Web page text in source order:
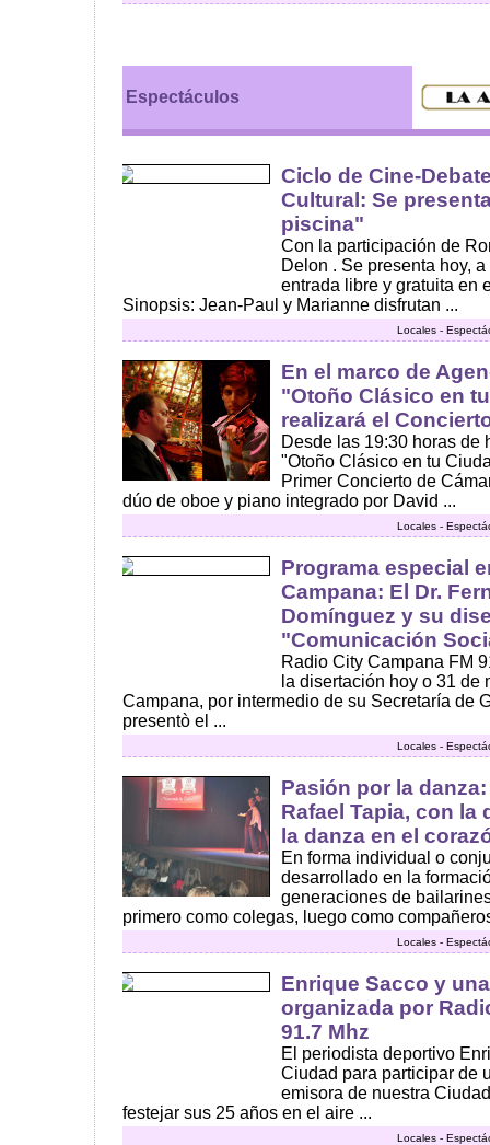
Espectáculos
Ciclo de Cine-
Cultural: Se
piscina"
Con la participación de
Delon . Se presenta hoy,
entrada libre y gratuita en
Sinopsis: Jean-Paul y Marianne disfrutan ...
Locales -
En el marco de
"Otoño Clásico en
realizará el
Desde las 19:30 horas de
"Otoño Clásico en tu
Primer Concierto de
dúo de oboe y piano integrado por David ...
Locales -
Programa especial
Campana: El Dr.
Domínguez y su
"Comunicación
Radio City Campana FM
la disertación hoy o 31 de
Campana, por intermedio de su Secretaría de
presentò el ...
Locales -
Pasión por la
Rafael Tapia, con la
la danza en el
En forma individual o
desarrollado en la
generaciones de
primero como colegas, luego como
Locales -
Enrique Sacco y
organizada por
91.7 Mhz
El periodista deportivo
Ciudad para participar de
emisora de nuestra
festejar sus 25 años en el aire ...
Locales -